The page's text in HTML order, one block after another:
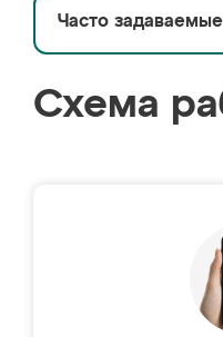
Часто
Схема